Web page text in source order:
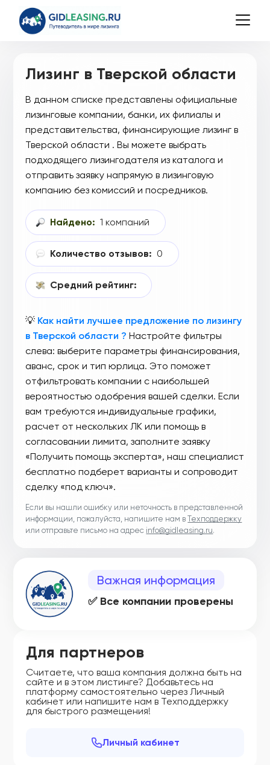
Лизинг в Тверской области
В данном списке представлены официальные
лизинговые компании, банки, их филиалы и
представительства, финансирующие лизинг в
Тверской области . Вы можете выбрать
подходящего лизингодателя из каталога и
отправить заявку напрямую в лизинговую
компанию без комиссий и посредников.
Найдено: 1 компаний
Количество отзывов: 0
Средний рейтинг:
💡 Как найти лучшее предложение по лизингу
в Тверской области ? Настройте фильтры
слева: выберите параметры финансирования,
аванс, срок и тип юрлица. Это поможет
отфильтровать компании с наибольшей
вероятностью одобрения вашей сделки. Если
вам требуются индивидуальные графики,
расчет от нескольких ЛК или помощь в
согласовании лимита, заполните заявку
«Получить помощь эксперта», наш специалист
бесплатно подберет варианты и сопроводит
сделку «под ключ».
Если вы нашли ошибку или неточность в представленной
информации, пожалуйста, напишите нам вТехподдержку
или отправьте письмо на адрес info@gidleasing.ru.
Важная информация
✅ Все компании проверены
Для партнеров
Считаете, что ваша компания должна быть на
сайте и в этом листинге? Добавьтесь на
платформу самостоятельно через Личный
кабинет или напишите нам в Техподдержку
для быстрого размещения!
Личный кабинет